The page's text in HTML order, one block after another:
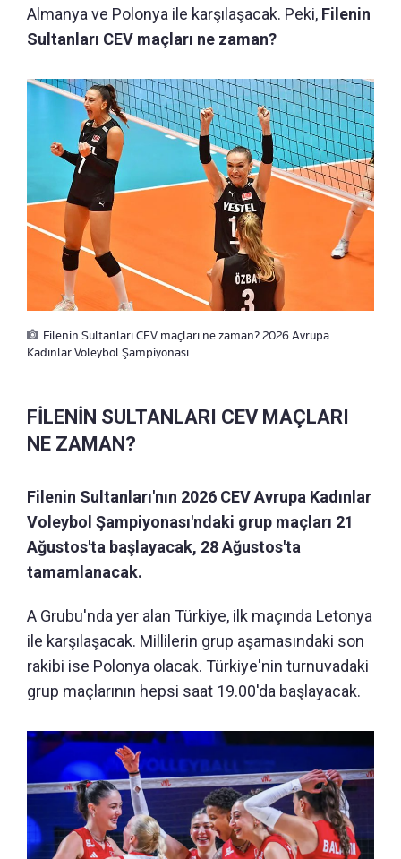
Almanya ve Polonya ile karşılaşacak. Peki, Filenin
Sultanları CEV maçları ne zaman?
Filenin Sultanları CEV maçları ne zaman? 2026 Avrupa
Kadınlar Voleybol Şampiyonası
FİLENİN SULTANLARI CEV MAÇLARI
NE ZAMAN?
Filenin Sultanları'nın 2026 CEV Avrupa Kadınlar
Voleybol Şampiyonası'ndaki grup maçları 21
Ağustos'ta başlayacak, 28 Ağustos'ta
tamamlanacak.
A Grubu'nda yer alan Türkiye, ilk maçında Letonya
ile karşılaşacak. Millilerin grup aşamasındaki son
rakibi ise Polonya olacak. Türkiye'nin turnuvadaki
grup maçlarının hepsi saat 19.00'da başlayacak.